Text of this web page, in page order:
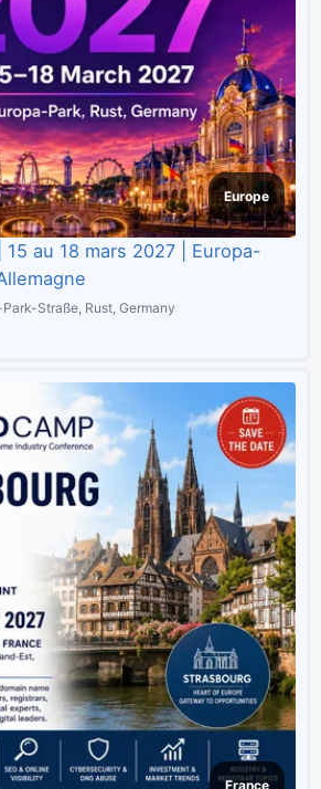
Europe
au 18 mars 2027 | Europa-
Straße, Rust, Germany
France